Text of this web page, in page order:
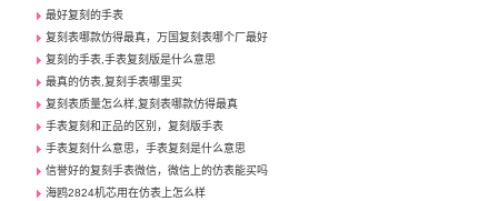
最好复刻的手表
复刻表哪款仿得最真，万国复刻表哪个厂最好
复刻的手表,手表复刻版是什么意思
最真的仿表,复刻手表哪里买
复刻表质量怎么样,复刻表哪款仿得最真
手表复刻和正品的区别，复刻版手表
手表复刻什么意思，手表复刻是什么意思
信誉好的复刻手表微信，微信上的仿表能买吗
海鸥2824机芯用在仿表上怎么样